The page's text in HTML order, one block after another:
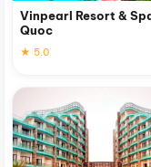
Vinpearl Resort &
Quoc
★ 5.0